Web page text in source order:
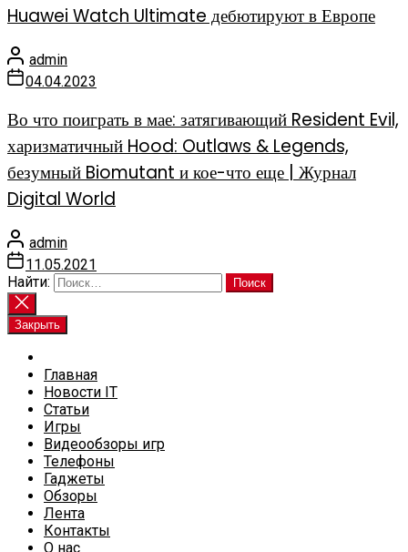
Huawei Watch Ultimate дебютируют в Европе
admin
04.04.2023
Во что поиграть в мае: затягивающий Resident Evil,
харизматичный Hood: Outlaws & Legends,
безумный Biomutant и кое-что еще | Журнал
Digital World
admin
11.05.2021
Найти:
Закрыть
Главная
Новости IT
Статьи
Игры
Видеообзоры игр
Телефоны
Гаджеты
Обзоры
Лента
Контакты
О нас